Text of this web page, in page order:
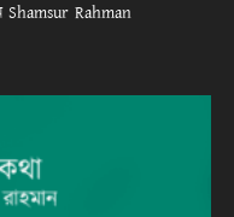
Shamsur Rahman